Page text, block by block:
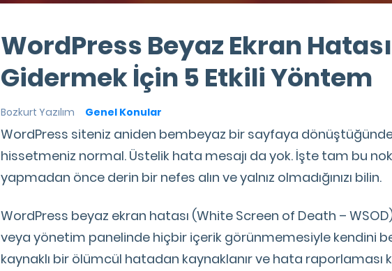
WordPress Beyaz Ekran
Gidermek İçin 5 Etkili Yöntem
Bozkurt Yazılım Genel Konular
WordPress siteniz aniden bembeyaz bir sayfaya dönüştüğünde,
hissetmeniz normal. Üstelik hata mesajı da yok. İşte tam bu
yapmadan önce derin bir nefes alın ve yalnız olmadığınızı bilin.
WordPress beyaz ekran hatası (White Screen of Death –
veya yönetim panelinde hiçbir içerik görünmemesiyle kendini
kaynaklı bir ölümcül hatadan kaynaklanır ve hata raporlaması